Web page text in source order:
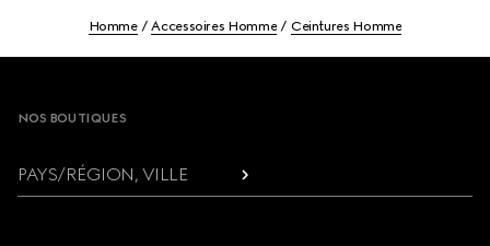
Homme Accessoires Homme Ceintures Homme
NOS BOUTIQUES
PAYS/RÉGION, VILLE